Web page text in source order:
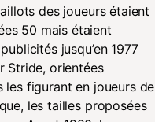
des joueurs étaient
50 mais étaient
jusqu’en 1977
Stride, orientées
les figurant en joueurs de
les tailles proposées